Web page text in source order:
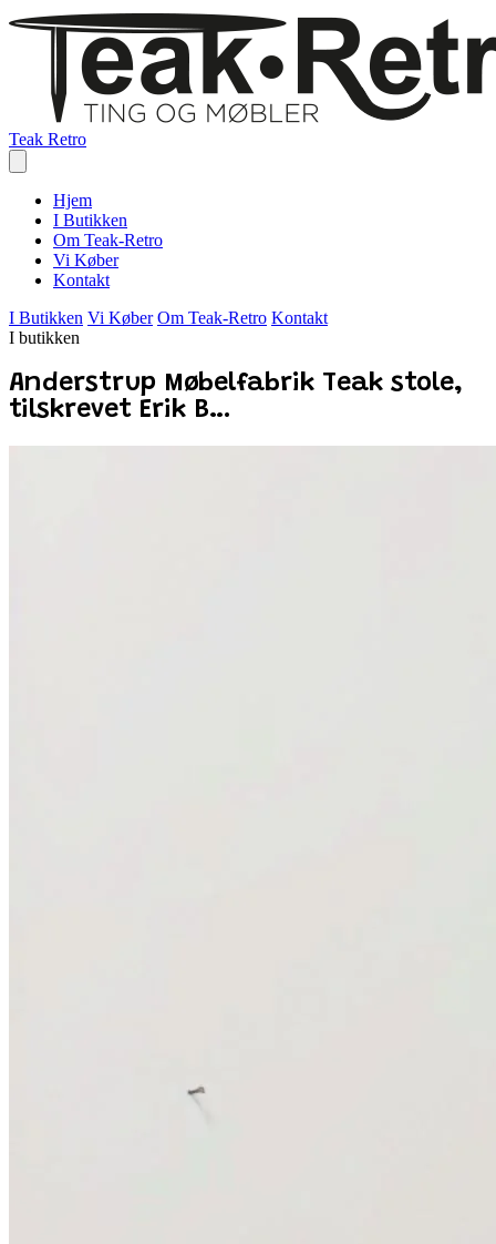
Teak Retro
Hjem
I Butikken
Om Teak-Retro
Vi Køber
Kontakt
I Butikken Vi Køber Om Teak-Retro Kontakt
I butikken
Anderstrup Møbelfabrik Teak stole,
tilskrevet Erik B…